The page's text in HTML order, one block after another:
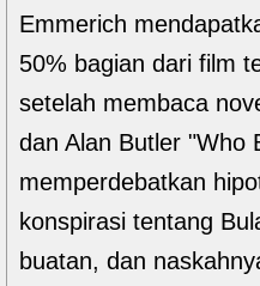
Emmerich
50% bagian dari film
setelah membaca
dan Alan Butler "Who
memperdebatkan
konspirasi tentang
buatan, dan